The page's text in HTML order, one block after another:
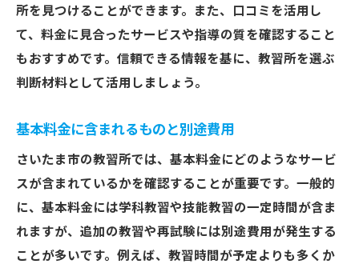
所を見つけることができます。また、口コミを活用し
て、料金に見合ったサービスや指導の質を確認すること
もおすすめです。信頼できる情報を基に、教習所を選ぶ
判断材料として活用しましょう。
基本料金に含まれるものと別途費用
さいたま市の教習所では、基本料金にどのようなサービ
スが含まれているかを確認することが重要です。一般的
に、基本料金には学科教習や技能教習の一定時間が含ま
れますが、追加の教習や再試験には別途費用が発生する
ことが多いです。例えば、教習時間が予定よりも多くか